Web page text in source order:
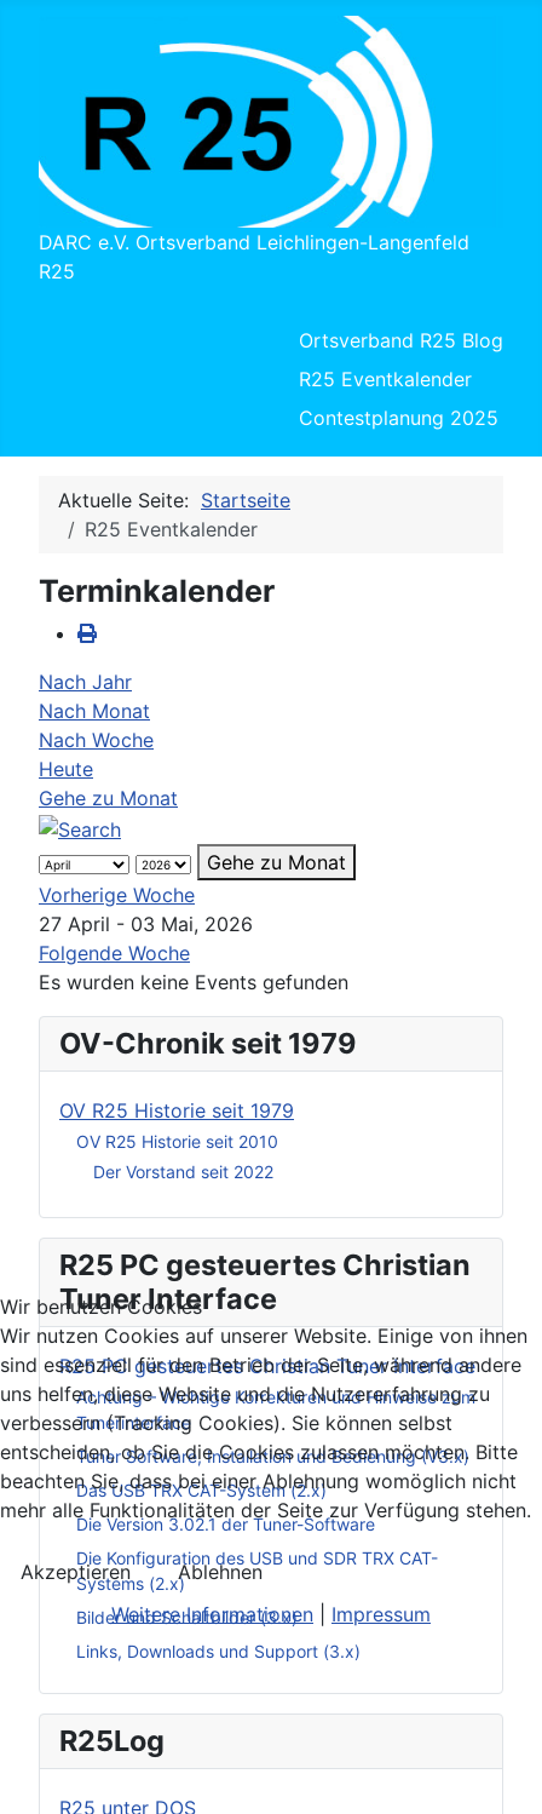
DARC e.V. Ortsverband Leichlingen-Langenfeld
R25
Ortsverband R25 Blog
R25 Eventkalender
Contestplanung 2025
OV-Chronik seit 1979
OV R25 Historie seit 1979
OV R25 Historie seit 2010
Der Vorstand seit 2022
R25 PC gesteuertes Christian
Tuner Interface
R25 PC gesteuertes Christian Tuner Interface
Achtung – Wichtige Korrekturen und Hinweise zum
Tunerinterface
Tuner Software, Installation und Bedienung (V3.x)
Das USB TRX CAT-System (2.x)
Die Version 3.02.1 der Tuner-Software
Die Konfiguration des USB und SDR TRX CAT-
Systems (2.x)
Bilder und Schaltbilder (3.x)
Links, Downloads und Support (3.x)
R25Log
R25 unter DOS
Aktuelle Seite: Startseite
R25 Eventkalender
Terminkalender
Nach Jahr
Nach Monat
Nach Woche
Heute
Gehe zu Monat
Gehe zu Monat
Vorherige Woche
27 April - 03 Mai, 2026
Folgende Woche
Es wurden keine Events gefunden
Wir benutzen Cookies
Wir nutzen Cookies auf unserer Website. Einige von ihnen
sind essenziell für den Betrieb der Seite, während andere
uns helfen, diese Website und die Nutzererfahrung zu
verbessern (Tracking Cookies). Sie können selbst
entscheiden, ob Sie die Cookies zulassen möchten. Bitte
beachten Sie, dass bei einer Ablehnung womöglich nicht
mehr alle Funktionalitäten der Seite zur Verfügung stehen.
Akzeptieren
Ablehnen
Weitere Informationen
Impressum